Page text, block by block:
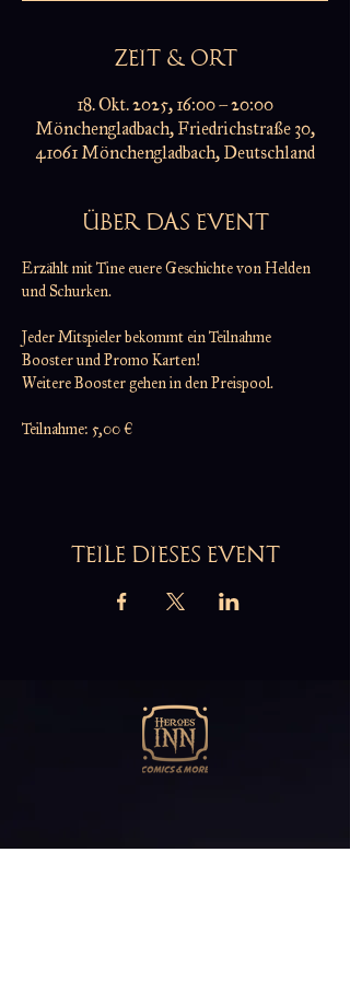
ZEIT & ORT
18. Okt. 2025, 16:00 – 20:00
Mönchengladbach, Friedrichstraße 30,
41061 Mönchengladbach, Deutschland
ÜBER DAS EVENT
Erzählt mit Tine euere Geschichte von Helden
und Schurken.
Jeder Mitspieler bekommt ein Teilnahme
Booster und Promo Karten!
Weitere Booster gehen in den Preispool.
Teilnahme: 5,00 €
TEILE DIESES EVENT